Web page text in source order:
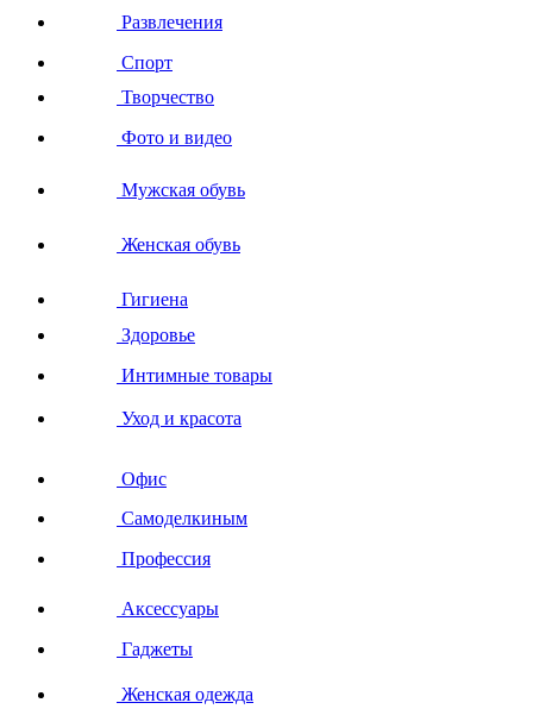
Развлечения
Спорт
Творчество
Фото и видео
Мужская обувь
Женская обувь
Гигиена
Здоровье
Интимные товары
Уход и красота
Офис
Самоделкиным
Профессия
Аксессуары
Гаджеты
Женская одежда